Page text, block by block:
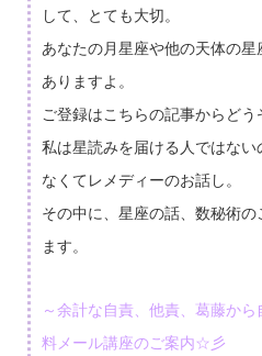
して、とても大切。
あなたの月星座や他の天体の
ありますよ。
ご登録はこちらの記事からどう
私は星読みを届ける人ではな
なくてレメディーのお話し。
その中に、星座の話、数秘術
ます。
～余計な自責、他責、葛藤か
料メール講座のご案内☆彡